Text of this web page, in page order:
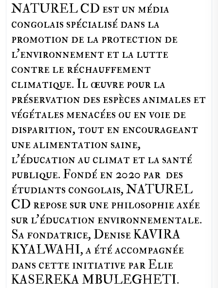
NATUREL CD est un média
congolais spécialisé dans la
promotion de la protection de
l’environnement et la lutte
contre le réchauffement
climatique. Il œuvre pour la
préservation des espèces animales et
végétales menacées ou en voie de
disparition, tout en encourageant
une alimentation saine,
l'éducation au climat et la santé
publique. Fondé en 2020 par des
étudiants congolais, NATUREL
CD repose sur une philosophie axée
sur l'éducation environnementale.
Sa fondatrice, Denise KAVIRA
KYALWAHI, a été accompagnée
dans cette initiative par Elie
KASEREKA MBULEGHETI.